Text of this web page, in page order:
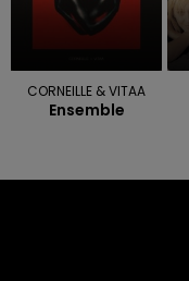
CORNEILLE & VITAA
Ensemble